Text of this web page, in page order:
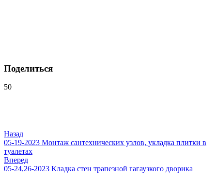
Поделиться
50
Назад
05-19-2023 Монтаж сантехнических узлов, укладка плитки в
туалетах
Вперед
05-24,26-2023 Кладка стен трапезной гагаузкого дворика